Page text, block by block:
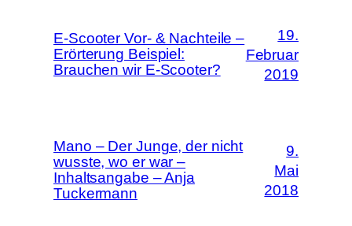
E-Scooter Vor- & Nachteile –
Erörterung Beispiel:
Brauchen wir E-Scooter?
19.
Februar
2019
Mano – Der Junge, der nicht
wusste, wo er war –
Inhaltsangabe – Anja
Tuckermann
9.
Mai
2018